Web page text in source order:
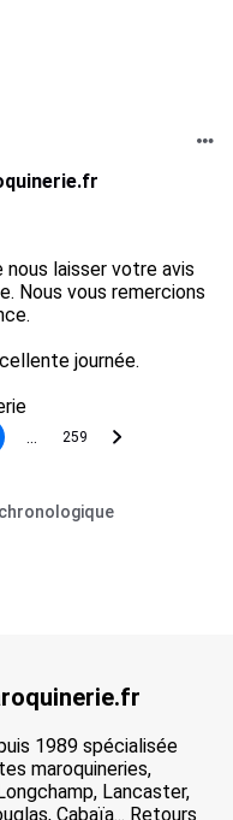
nous laisser votre avis
Nous vous remercions
journée.
259
1989 spécialisée
maroquineries,
Lancaster,
Cabaïa... Retours